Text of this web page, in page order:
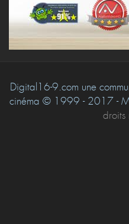
Digital16-9.com une
cinéma © 1999 - 2017 -
droits